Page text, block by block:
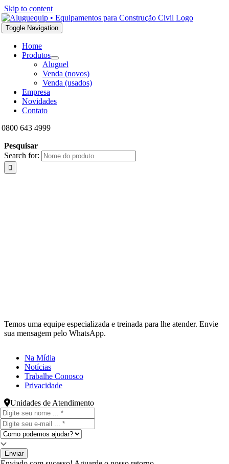
Skip to content
Toggle Navigation
Home
Produtos
Aluguel
Venda (novos)
Venda (usados)
Empresa
Novidades
Contato
0800 643 4999
Pesquisar
Search for:
Temos uma equipe especializada e treinada para lhe atender. Envie
sua mensagem pelo WhatsApp.
Na Mídia
Notícias
Trabalhe Conosco
Privacidade
Unidades de Atendimento
Enviar